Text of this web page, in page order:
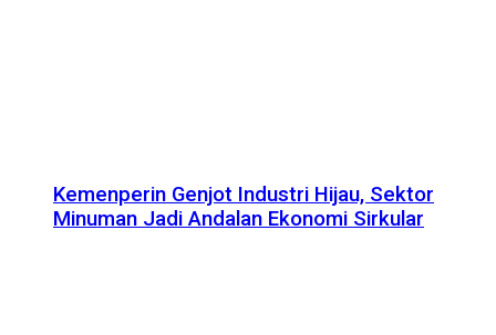
Kemenperin Genjot Industri Hijau, Sektor
Minuman Jadi Andalan Ekonomi Sirkular